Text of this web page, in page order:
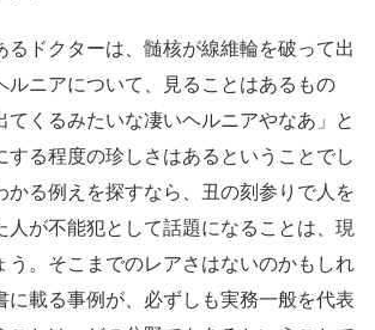
るドクターは、髄核が線維輪を破って出
ルニアについて、見ることはあるもの
てくるみたいな凄いヘルニアやなあ」と
する程度の珍しさはあるということでし
かる例えを探すなら、丑の刻参りで人を
人が不能犯として話題になることは、現
う。そこまでのレアさはないのかもしれ
に載る事例が、必ずしも実務一般を代表